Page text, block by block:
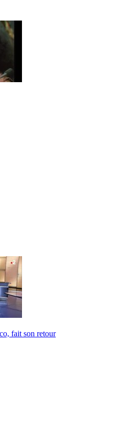
fait son retour